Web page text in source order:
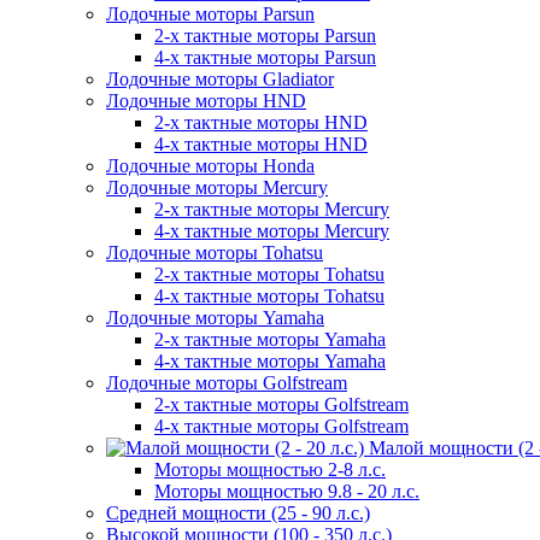
Лодочные моторы Parsun
2-х тактные моторы Parsun
4-х тактные моторы Parsun
Лодочные моторы Gladiator
Лодочные моторы HND
2-х тактные моторы HND
4-х тактные моторы HND
Лодочные моторы Honda
Лодочные моторы Mercury
2-х тактные моторы Mercury
4-х тактные моторы Mercury
Лодочные моторы Tohatsu
2-х тактные моторы Tohatsu
4-х тактные моторы Tohatsu
Лодочные моторы Yamaha
2-х тактные моторы Yamaha
4-х тактные моторы Yamaha
Лодочные моторы Golfstream
2-х тактные моторы Golfstream
4-х тактные моторы Golfstream
Малой мощности (2
Моторы мощностью 2-8 л.с.
Моторы мощностью 9.8 - 20 л.с.
Средней мощности (25 - 90 л.с.)
Высокой мощности (100 - 350 л.с.)